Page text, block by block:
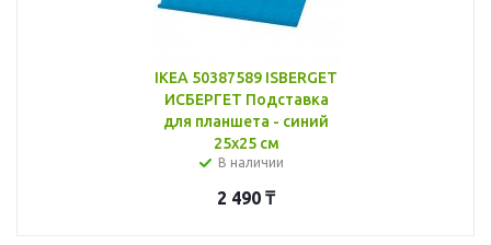
IKEA 50387589 ISBERGET
ИСБЕРГЕТ Подставка
для планшета - синий
25x25 см
В наличии
2 490 ₸